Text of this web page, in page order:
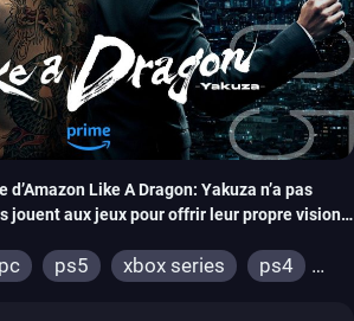
d’Amazon Like A Dragon: Yakuza n’a pas
jouent aux jeux pour offrir leur propre vision
pc ps5 xbox series
ps4